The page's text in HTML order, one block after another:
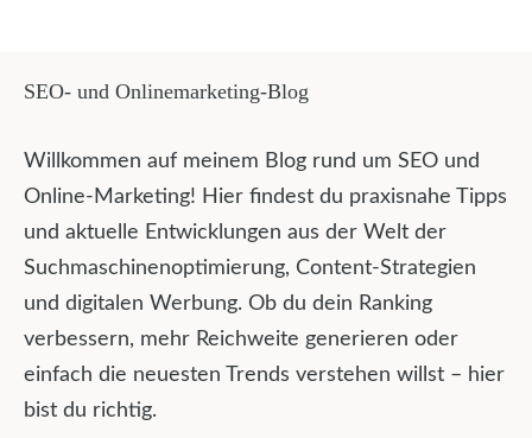
SEO- und Onlinemarketing-Blog
Willkommen auf meinem Blog rund um SEO und
Online-Marketing! Hier findest du praxisnahe Tipps
und aktuelle Entwicklungen aus der Welt der
Suchmaschinenoptimierung, Content-Strategien
und digitalen Werbung. Ob du dein Ranking
verbessern, mehr Reichweite generieren oder
einfach die neuesten Trends verstehen willst – hier
bist du richtig.